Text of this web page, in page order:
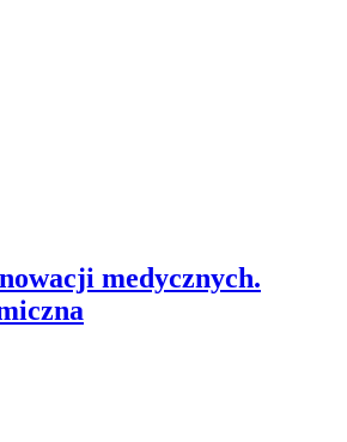
medycznych.